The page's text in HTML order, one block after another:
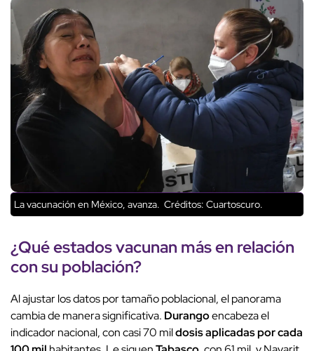
La vacunación en México, avanza. Créditos: Cuartoscuro.
¿Qué estados vacunan más en relación
con su población?
Al ajustar los datos por tamaño poblacional, el panorama
cambia de manera significativa. Durangoencabeza el
indicador nacional, con casi 70 mildosis aplicadaspor cada